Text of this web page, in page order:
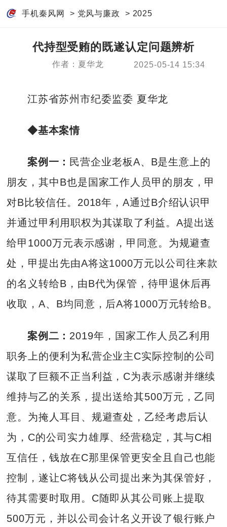
手机秦风网 > 党风与廉政 > 2025
代持型受贿的既遂认定问题辨析
作者：夏华龙 2025-05-14 15:34
江苏省苏州市纪委监委 夏华龙
◆基本案情
案例一： 民营企业老板A、B是生意上的
朋友，其中B也是国家工作人员甲的朋友，甲
对B比较信任。2018年，A通过B介绍认识甲
并通过甲利用职权为其谋取了利益。A提出送
给甲1000万元表示感谢，甲同意。为规避查
处，甲提出先由A将这1000万元以公司往来款
的名义转给B，由B代为保管，待甲退休后再
收取，A、B均同意，后A将1000万元转给B。
案例二： 2019年，国家工作人员乙利用
职务上的便利为私营企业主C实际控制的公司
谋取了巨额不正当利益，C为表示感谢并继续
维持与乙的关系，提出送给其500万元，乙同
意。为掩人耳目、规避查处，乙经考虑后认
为，C的公司实力雄厚、经营稳定，其与C相
互信任，钱放在C那里保管更安全且自己也能
控制，遂让C将钱从公司提出来为其保管好，
待其需要时取用。C随即从其公司账上提取
500万元，并以公司会计名义开设了银行账户